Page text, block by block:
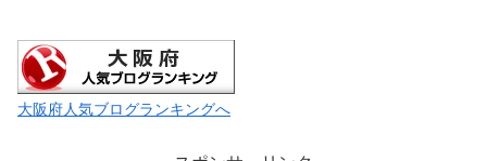
大阪府人気ブログランキングへ